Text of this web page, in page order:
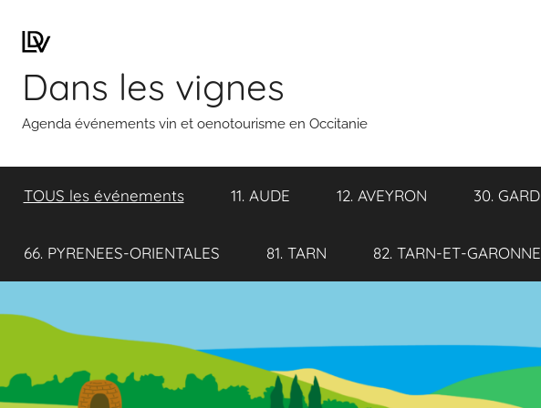
Dans les vignes
Agenda événements vin et oenotourisme en Occitanie
TOUS les événements 11. AUDE 12. AVEYRON 30. GARD
66. PYRENEES-ORIENTALES 81. TARN 82. TARN-ET-GARONNE